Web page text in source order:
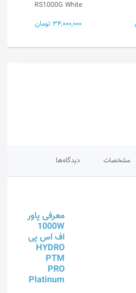
RS1000G White
34,000,000 تومان
مشخصات دیدگاه‌ها
معرفی پاور
1000W
اف اس پی
HYDRO
PTM
PRO
Platinum